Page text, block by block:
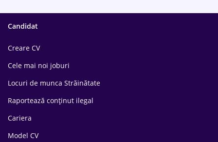
Candidat
Creare CV
Cele mai noi joburi
Locuri de munca Străinătate
Raportează conținut ilegal
Cariera
Model CV